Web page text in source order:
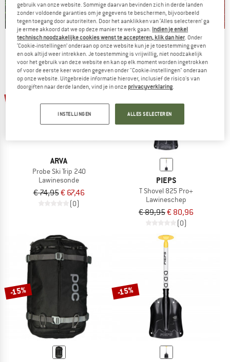
De zomersale gaat verder
NU TOT MAAR LIEFST -50%
NAAR DE SALE
ARVA
Probe Ski Trip 240
Lawinesonde
€ 74,95€ 67,46
(0)
-10%
PIEPS
T Shovel 825 Pro+
Lawineschep
€ 89,95€ 80,96
(0)
-15% -15%
gebruik van onze website. Sommige daarvan bevinden zich in derde landen
zonder voldoende garanties om je gegevens te beschermen, bijvoorbeeld
tegen toegang door autoriteiten. Door het aanklikken van ‘Alles selecteren’ ga
je ermee akkoord dat we op deze manier te werk gaan. Indien je enkel
technisch noodzakelijke cookies wenst te accepteren, klik dan hier. Onder
‘Cookie-instellingen’ onderaan op onze website kun je je toestemming geven
en ook altijd weer intrekken. Je toestemming is vrijwillig, niet noodzakelijk
voor het gebruik van deze website en kan op elk moment worden ingetrokken
of voor de eerste keer worden gegeven onder "Cookie-instellingen" onderaan
op onze website. Uitgebreide informatie hierover, inclusief de risico's van
doorgiften naar derde landen, vind je in onze privacyverklaring.
INSTELLINGEN ALLES SELECTEREN